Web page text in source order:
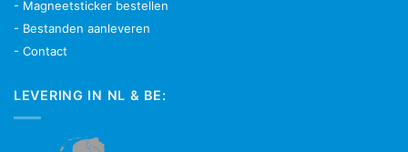
- Magneetsticker bestellen
- Bestanden aanleveren
- Contact
LEVERING IN NL & BE: